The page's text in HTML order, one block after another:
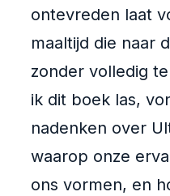
ontevreden laat
maaltijd die naar
zonder volledig
ik dit boek las,
nadenken over
waarop onze
ons vormen, en